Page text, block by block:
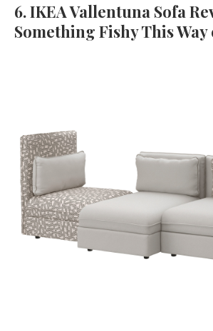
6. IKEA Vallentuna Sofa
Something Fishy This Way